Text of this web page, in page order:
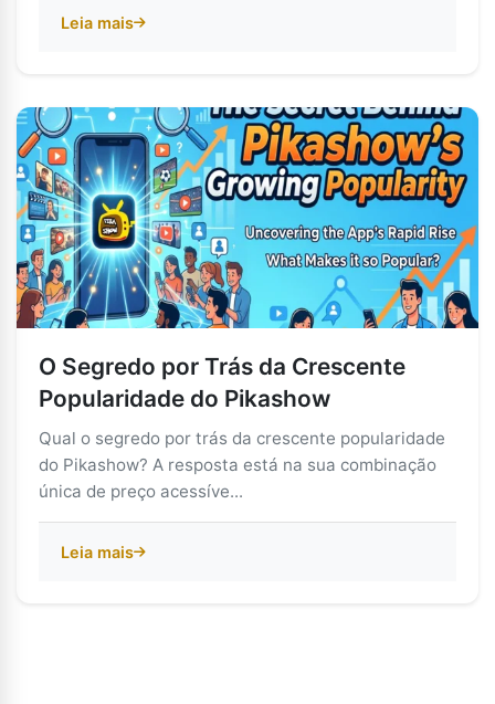
Leia mais
O Segredo por Trás da Crescente
Popularidade do Pikashow
Qual o segredo por trás da crescente popularidade
do Pikashow? A resposta está na sua combinação
única de preço acessíve...
Leia mais